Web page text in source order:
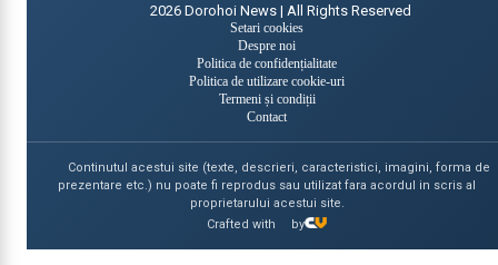
2026 Dorohoi News | All Rights Reserved
Setari cookies
Despre noi
Politica de confidențialitate
Politica de utilizare cookie-uri
Termeni și condiții
Contact
Continutul acestui site (texte, descrieri, caracteristici, imagini, forma de
prezentare etc.) nu poate fi reprodus sau utilizat fara acordul in scris al
proprietarului acestui site.
Crafted with
by